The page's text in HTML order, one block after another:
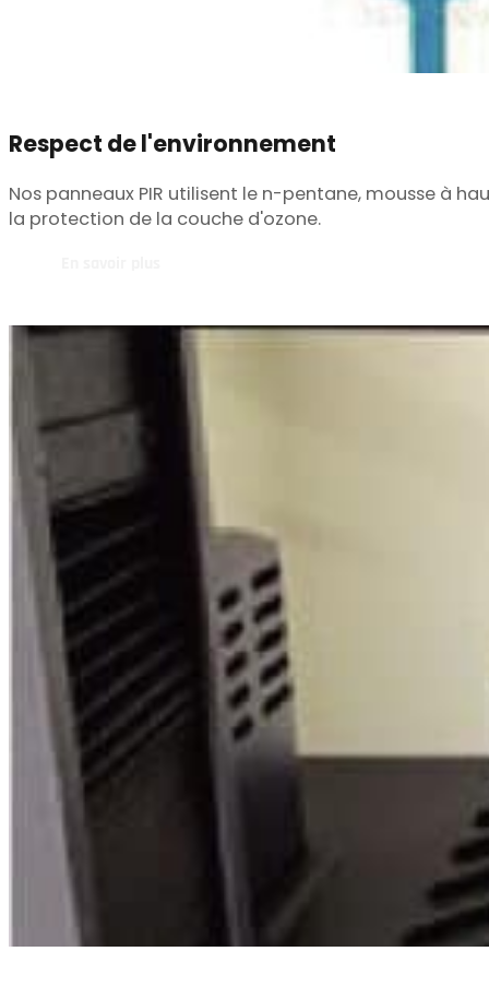
Respect de l'environnement
Nos panneaux PIR utilisent le n-pentane, mousse à
la protection de la couche d'ozone.